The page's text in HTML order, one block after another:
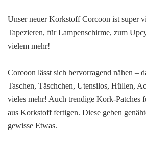
Unser neuer Korkstoff Corcoon ist super
Tapezieren, für Lampenschirme, zum
vielem mehr!
Corcoon lässt sich hervorragend nähen –
Taschen, Täschchen, Utensilos, Hüllen,
vieles mehr! Auch trendige Kork-Patches
aus Korkstoff fertigen. Diese geben
gewisse Etwas.